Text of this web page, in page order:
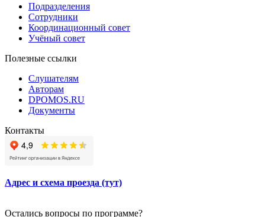
Подразделения
Сотрудники
Координационный совет
Учёный совет
Полезные ссылки
Слушателям
Авторам
DPOMOS.RU
Документы
Контакты
Адрес и схема проезда (тут)
Остались вопросы по программе?